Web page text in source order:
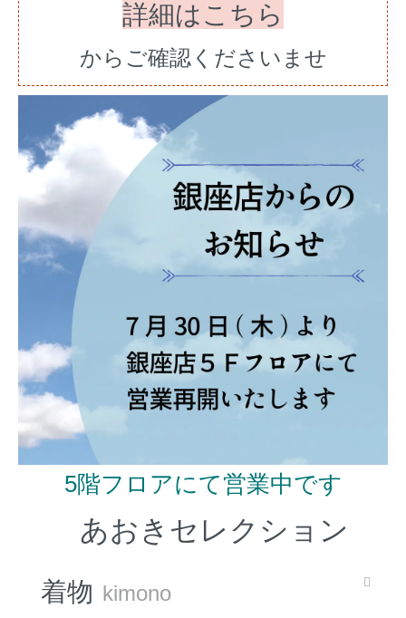
詳細はこちら
からご確認くださいませ
5階フロアにて営業中です
あおきセレクション
着物 kimono